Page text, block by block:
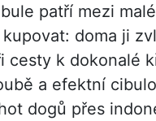
patří mezi
doma ji
cesty k dokonalé
a efektní
dogů přes